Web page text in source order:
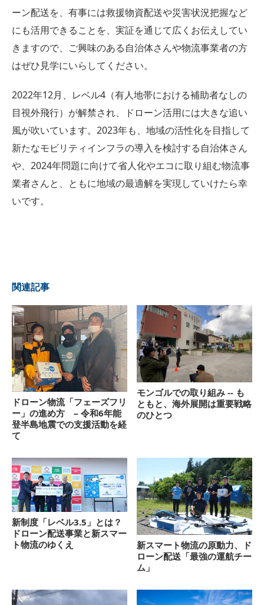
ーン配送を、有事には救援物資配送や災害状況把握など
にも活用できることを、実証を通じて広くお伝えしてい
きますので、ご興味のある自治体さんや物流事業者の方
はぜひ見学にいらしてください。
2022年12月、レベル4（有人地帯における補助者なしの
目視外飛行）が解禁され、ドローン活用には大きな追い
風が吹いています。2023年も、地域の活性化を目指して
新たなモビリティインフラの導入を検討する自治体さん
や、2024年問題に向けて省人化やエコに取り組む物流事
業者さんと、ともに地域の最適解を実現していけたら幸
いです。
関連記事
ドローン物流「フェーズフリ
ー」の進め方 – 令和6年能
登半島地震での支援活動を経
て
モンゴルでの取り組み -- も
ともと、海外展開は重要戦略
のひとつ
新制度「レベル3.5」とは？
ドローン配送事業と新スマー
ト物流のゆくえ
新スマート物流の原動力、ド
ローン配送「最強の運航チー
ム」